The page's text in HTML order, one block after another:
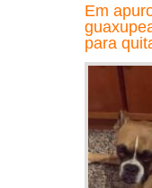
Em
para